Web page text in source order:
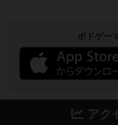
ボドゲー
アク